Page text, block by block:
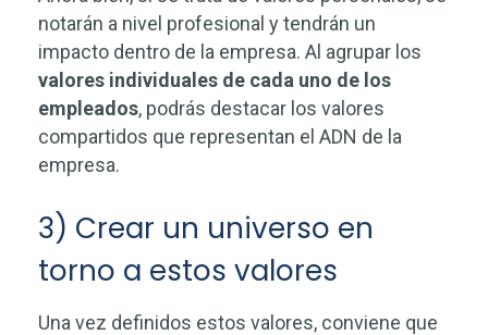
notarán a nivel profesional y tendrán un
impacto dentro de la empresa. Al agrupar los
valores individuales de cada uno de los
empleados, podrás destacar los valores
compartidos que representan el ADN de la
empresa.
3) Crear un universo en
torno a estos valores
Una vez definidos estos valores, conviene que